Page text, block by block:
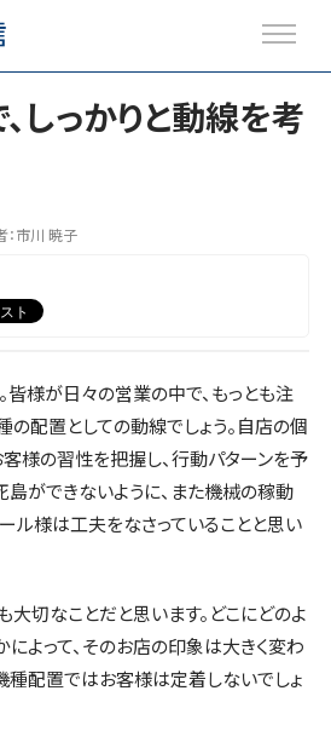
しっかりと動線を考
市川 暁子
皆様が日々の営業の中で、もっとも注
の配置としての動線でしょう。自店の個
様の習性を把握し、行動パターンを予
島ができないように、また機械の稼動
ル様は工夫をなさっていることと思い
大切なことだと思います。どこにどのよ
によって、そのお店の印象は大きく変わ
種配置ではお客様は定着しないでしょ